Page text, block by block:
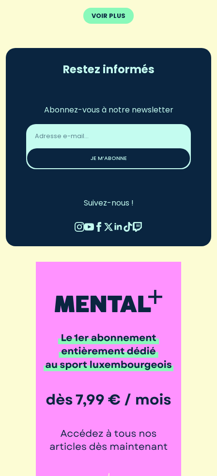
VOIR PLUS
Restez informés
Abonnez-vous à notre newsletter
Adresse
email
JE M’ABONNE
Suivez-nous !